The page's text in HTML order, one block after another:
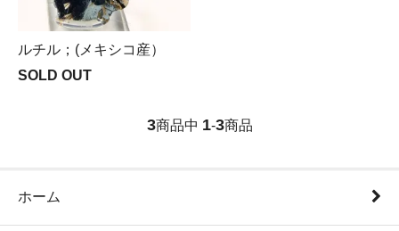
ルチル；(メキシコ産）
SOLD OUT
3商品中 1-3商品
ホーム